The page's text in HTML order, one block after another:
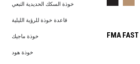
خوذة السكك الحديدية التبعي
قاعدة خوذة للرؤية الليلية
خوذة ماجيك
خوذة هود